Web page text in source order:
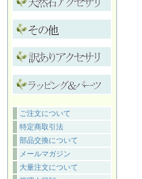
ご注文について
特定商取引法
部品交換について
メールマガジン
大量注文について